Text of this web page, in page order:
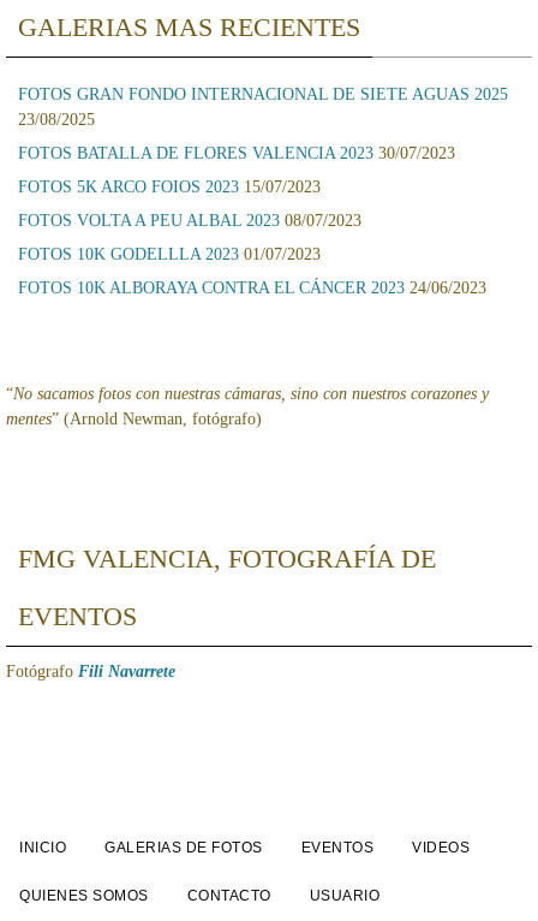
GALERIAS MAS RECIENTES
FOTOS GRAN FONDO INTERNACIONAL DE SIETE AGUAS 2025
23/08/2025
FOTOS BATALLA DE FLORES VALENCIA 2023 30/07/2023
FOTOS 5K ARCO FOIOS 2023 15/07/2023
FOTOS VOLTA A PEU ALBAL 2023 08/07/2023
FOTOS 10K GODELLLA 2023 01/07/2023
FOTOS 10K ALBORAYA CONTRA EL CÁNCER 2023 24/06/2023
“No sacamos fotos con nuestras cámaras, sino con nuestros corazones y
mentes” (Arnold Newman, fotógrafo)
FMG VALENCIA, FOTOGRAFÍA DE
EVENTOS
Fotógrafo Fili Navarrete
INICIO GALERIAS DE FOTOS EVENTOS VIDEOS
QUIENES SOMOS CONTACTO USUARIO